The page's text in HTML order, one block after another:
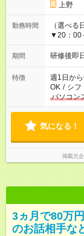
上野
勤務時間
（選べ
▼20：00
期間 研修後即
特徴 週1日か
OK / シフ
パソコン
気になる！
掲載元
3ヵ月で80万
のお話相手な